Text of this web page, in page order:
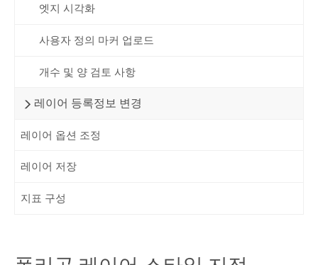
엣지 시각화
사용자 정의 마커 업로드
개수 및 양 검토 사항
레이어 등록정보 변경
레이어 옵션 조정
레이어 저장
지표 구성